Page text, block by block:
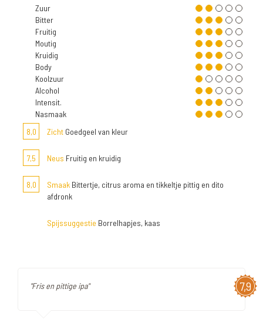
Zuur
Bitter
Fruitig
Moutig
Kruidig
Body
Koolzuur
Alcohol
Intensit.
Nasmaak
8,0
Zicht Goedgeel van kleur
7,5 Neus Fruitig en kruidig
8,0 Smaak Bittertje, citrus aroma en tikkeltje pittig en dito
afdronk
Spijssuggestie Borrelhapjes, kaas
7,9
"Fris en pittige ipa"